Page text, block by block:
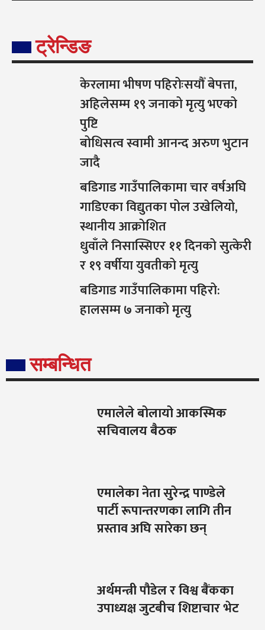
ट्रेन्डिङ
केरलामा भीषण पहिरोःसयौँ बेपत्ता,
अहिलेसम्म १९ जनाको मृत्यु भएको
पुष्टि
बोधिसत्व स्वामी आनन्द अरुण भुटान
जादै
बडिगाड गाउँपालिकामा चार वर्षअघि
गाडिएका विद्युतका पोल उखेलियो,
स्थानीय आक्रोशित
धुवाँले निसास्सिएर ११ दिनको सुत्केरी
र १९ वर्षीया युवतीको मृत्यु
बडिगाड गाउँपालिकामा पहिरो:
हालसम्म ७ जनाको मृत्यु
सम्बन्धित
एमालेले बोलायो आकस्मिक
सचिवालय बैठक
एमालेका नेता सुरेन्द्र पाण्डेले
पार्टी रूपान्तरणका लागि तीन
प्रस्ताव अघि सारेका छन्
अर्थमन्त्री पौडेल र विश्व बैंकका
उपाध्यक्ष जुटबीच शिष्टाचार भेट